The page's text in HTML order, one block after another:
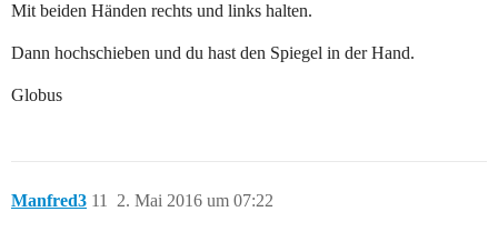
Mit beiden Händen rechts und links halten.
Dann hochschieben und du hast den Spiegel in der Hand.
Globus
Manfred3 2. Mai 2016 um 07:22
11